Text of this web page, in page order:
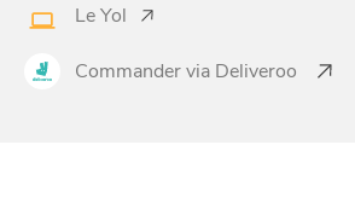
Le Yol
Commander via Deliveroo
À
DEPUIS 1973